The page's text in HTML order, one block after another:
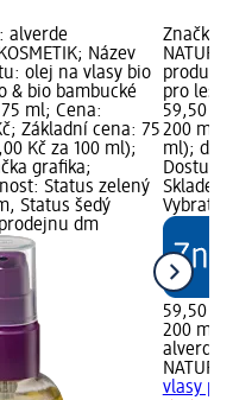
alverde
Název
olej na vlasy bio
& bio bambucké
ml; Cena:
Základní cena: 75
Kč za 100 ml);
grafika;
Status zelený
Status šedý
dm
Značka:
pro
59,50
200 ml
ml); dm
Vybrat
59,50 Kč
200 ml
alverde
vlasy